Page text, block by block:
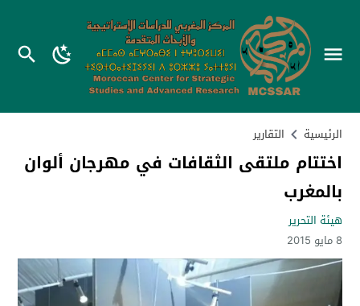
الرئيسية التقارير
اختتام ملتقى الثقافات في مهرجان ألوان
بالمغرب
هيئة التحرير
8 مايو 2015